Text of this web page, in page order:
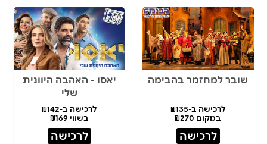
שובר למחזמר בהבימה
לרכישה ב-₪135
במקום ₪270
לרכישה
יאסו - האהבה היוונית
שלי
לרכישה ב-₪142
בשווי ₪169
לרכישה